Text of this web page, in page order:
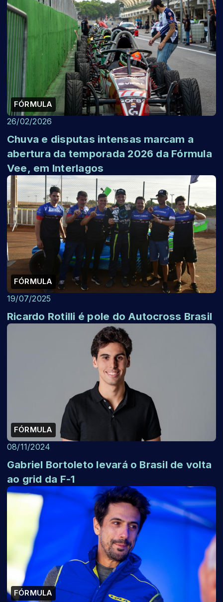
FÓRMULA
26/02/2026
Chuva e disputas intensas marcam a
abertura da temporada 2026 da Fórmula
Vee, em Interlagos
FÓRMULA
19/07/2025
Ricardo Rotilli é pole do Autocross Brasil
FÓRMULA
08/11/2024
Gabriel Bortoleto levará o Brasil de volta
ao grid da F-1
FÓRMULA